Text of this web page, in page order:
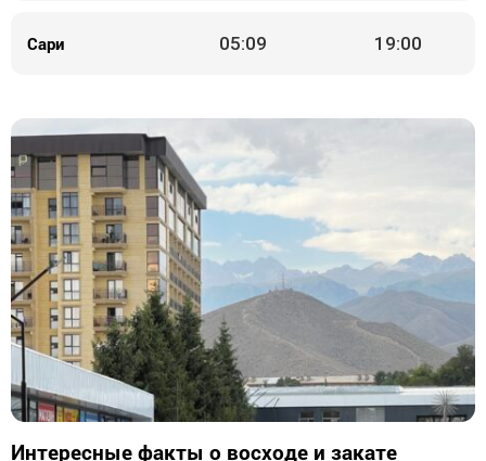
Сари 05:09 19:00
Интересные факты о восходе и закате